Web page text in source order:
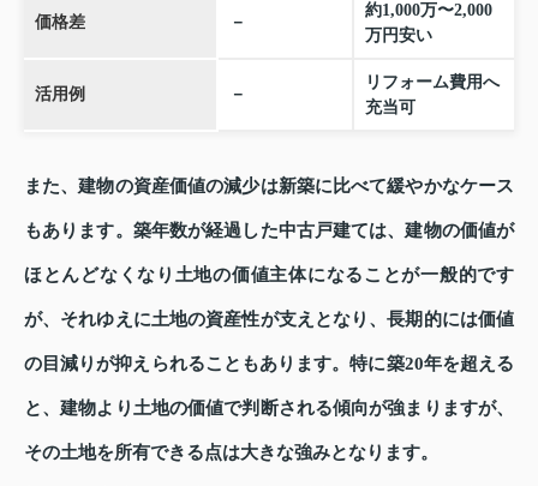
価格差 －
約1,000万〜2,000
万円安い
活用例 －
リフォーム費用へ
充当可
また、建物の資産価値の減少は新築に比べて緩やかなケース
もあります。築年数が経過した中古戸建ては、建物の価値が
ほとんどなくなり土地の価値主体になることが一般的です
が、それゆえに土地の資産性が支えとなり、長期的には価値
の目減りが抑えられることもあります。特に築20年を超える
と、建物より土地の価値で判断される傾向が強まりますが、
その土地を所有できる点は大きな強みとなります。